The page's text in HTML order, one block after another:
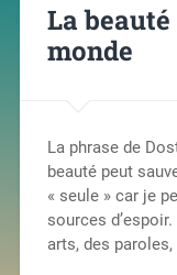
La
monde
La phrase de
beauté peut
« seule » car je
sources
arts, des paroles,